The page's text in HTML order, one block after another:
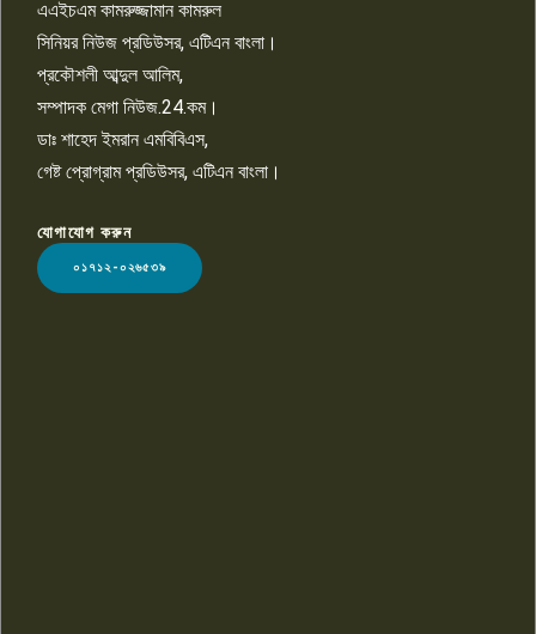
১০
LOGO
এএইচএম কামরুজ্জামান কামরুল
সিনিয়র নিউজ প্রডিউসর, এটিএন বাংলা।
প্রকৌশলী আব্দুল আলিম,
সম্পাদক মেগা নিউজ.24.কম।
ডাঃ শাহেদ ইমরান এমবিবিএস,
গেষ্ট প্রোগ্রাম প্রডিউসর, এটিএন বাংলা।
যোগাযোগ করুন
০১৭১২-০২৬৫৩৯